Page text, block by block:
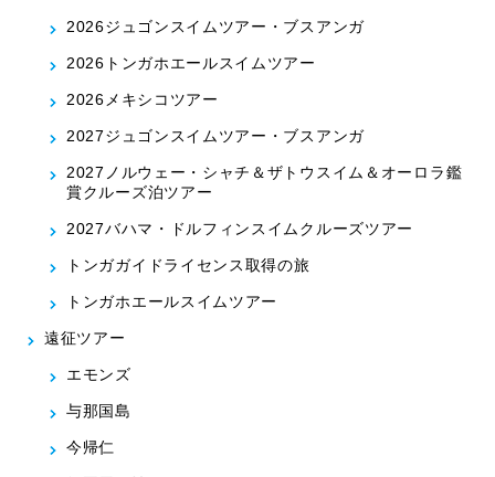
2026ジュゴンスイムツアー・ブスアンガ
2026トンガホエールスイムツアー
2026メキシコツアー
2027ジュゴンスイムツアー・ブスアンガ
2027ノルウェー・シャチ＆ザトウスイム＆オーロラ鑑
賞クルーズ泊ツアー
2027バハマ・ドルフィンスイムクルーズツアー
トンガガイドライセンス取得の旅
トンガホエールスイムツアー
遠征ツアー
エモンズ
与那国島
今帰仁